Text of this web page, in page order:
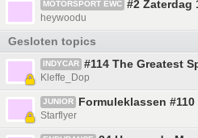
MOTORSPORT EWC #2 Zaterdag
heywoodu
Gesloten topics
INDYCAR #114 The Greatest
Kleffe_Dop
JUNIOR Formuleklassen
Starflyer